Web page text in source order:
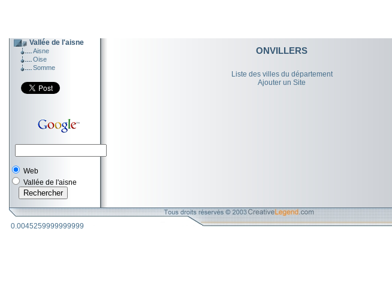
Vallée de l'aisne
Aisne
Oise
Somme
Web
Vallée de l'aisne
ONVILLERS
Liste des villes du département
Ajouter un Site
0.0045259999999999